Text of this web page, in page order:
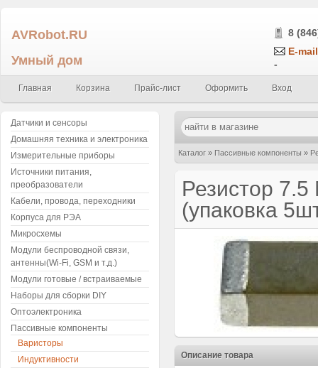
AVRobot.RU
Умный дом
8
E-
-
Главная Корзина Прайс-лист Оформить Вход
Каталог » Пассивные компоненты »
Резистор
(упаковка
Описание товара
Датчики и сенсоры
Домашняя техника и электроника
Измерительные приборы
Источники питания,
преобразователи
Кабели, провода, переходники
Корпуса для РЭА
Микросхемы
Модули беспроводной связи,
антенны(Wi-Fi, GSM и т.д.)
Модули готовые / встраиваемые
Наборы для сборки DIY
Оптоэлектроника
Пассивные компоненты
Варисторы
Индуктивности